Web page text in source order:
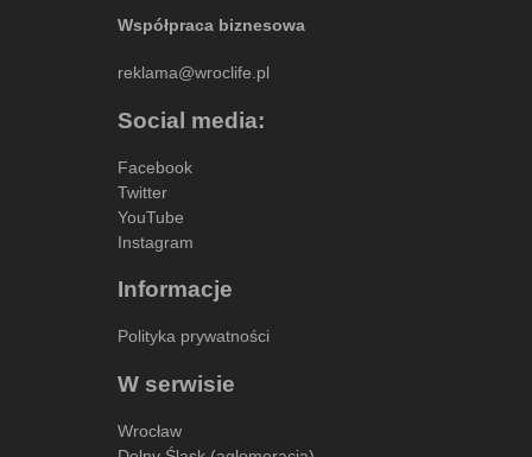
Współpraca biznesowa
reklama@wroclife.pl
Social media:
Facebook
Twitter
YouTube
Instagram
Informacje
Polityka prywatności
W serwisie
Wrocław